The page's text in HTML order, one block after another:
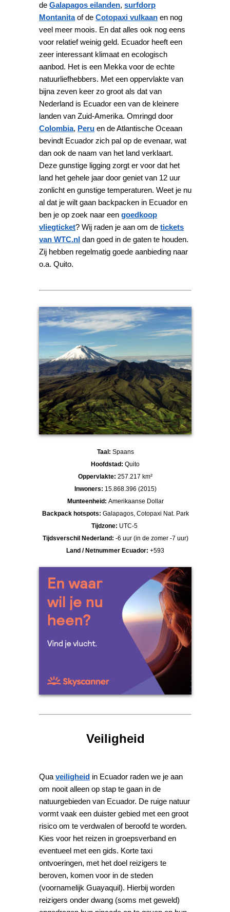
deGalapagos eilanden,surfdorp
Montanitaof deCotopaxi vulkaan en nog
veel meer moois. En dat alles ook nog eens
voor relatief weinig geld. Ecuador heeft een
zeer interessant klimaat en ecologisch
aanbod. Het is een Mekka voor de echte
natuurliefhebbers. Met een oppervlakte van
bijna zeven keer zo groot als dat van
Nederland is Ecuador een van de kleinere
landen van Zuid-Amerika. Omringd door
Colombia, Peru en de Atlantische Oceaan
bevindt Ecuador zich pal op de evenaar, wat
dan ook de naam van het land verklaart.
Deze gunstige ligging zorgt er voor dat het
land het gehele jaar door geniet van 12 uur
zonlicht en gunstige temperaturen. Weet je nu
al dat je wilt gaan backpacken in Ecuador en
ben je op zoek naar eengoedkoop
vliegticket? Wij raden je aan om detickets
van WTC.nl dan goed in de gaten te houden.
Zij hebben regelmatig goede aanbieding naar
o.a. Quito.
Taal: Spaans
Hoofdstad: Quito
Oppervlakte: 257.217 km²
Inwoners: 15.868.396 (2015)
Munteenheid: Amerikaanse Dollar
Backpack hotspots: Galapagos, Cotopaxi Nat. Park
Tijdzone: UTC-5
Tijdsverschil Nederland: -6 uur (in de zomer -7 uur)
Land / Netnummer Ecuador: +593
Veiligheid
Quaveiligheid in Ecuador raden we je aan
om nooit alleen op stap te gaan in de
natuurgebieden van Ecuador. De ruige natuur
vormt vaak een duister gebied met een groot
risico om te verdwalen of beroofd te worden.
Kies voor het reizen in groepsverband en
eventueel met een gids. Korte taxi
ontvoeringen, met het doel reizigers te
beroven, komen voor in de steden
(voornamelijk Guayaquil). Hierbij worden
reizigers onder dwang (soms met geweld)